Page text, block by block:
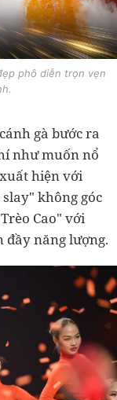
phô diễn trọn vẹn
gà bước ra
như muốn nổ
hiện với
không góc
Cao" với
năng lượng.